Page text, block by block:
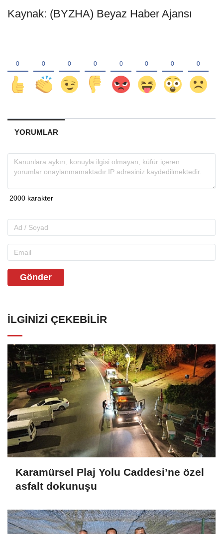
Kaynak: (BYZHA) Beyaz Haber Ajansı
YORUMLAR
Gönder
İLGINIZI ÇEKEBILIR
Karamürsel Plaj Yolu Caddesi’ne özel
asfalt dokunuşu